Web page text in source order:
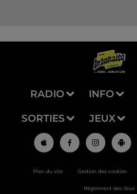
RADIO INFO
SORTIES JEUX
Plan du site Gestion des cookies
Règlement des Jeux